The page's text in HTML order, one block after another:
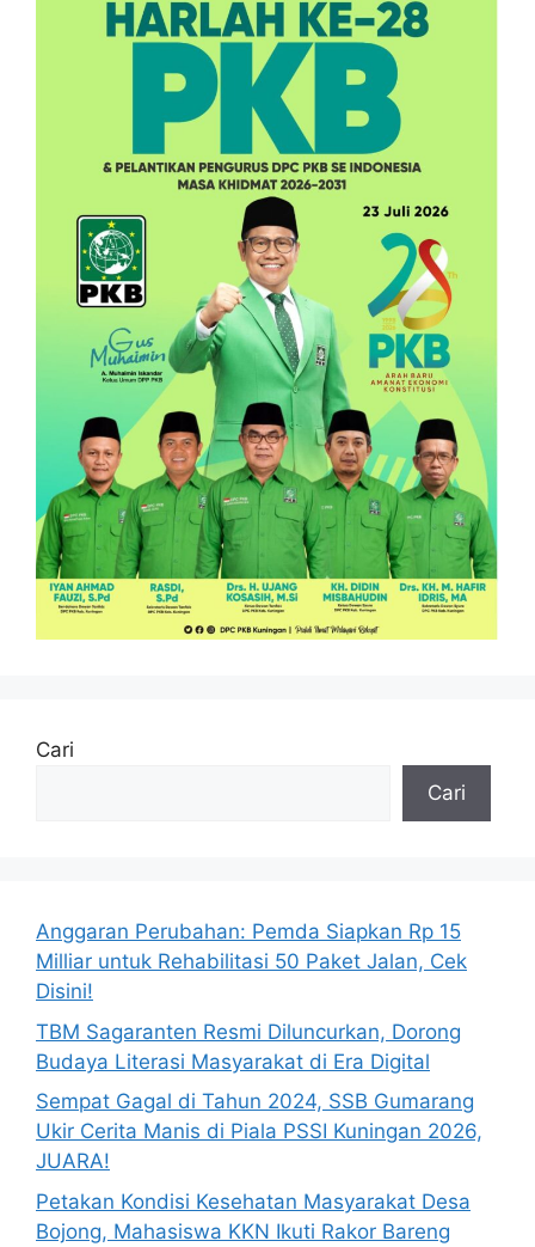
Cari
Cari
Anggaran Perubahan: Pemda Siapkan Rp 15
Milliar untuk Rehabilitasi 50 Paket Jalan, Cek
Disini!
TBM Sagaranten Resmi Diluncurkan, Dorong
Budaya Literasi Masyarakat di Era Digital
Sempat Gagal di Tahun 2024, SSB Gumarang
Ukir Cerita Manis di Piala PSSI Kuningan 2026,
JUARA!
Petakan Kondisi Kesehatan Masyarakat Desa
Bojong, Mahasiswa KKN Ikuti Rakor Bareng